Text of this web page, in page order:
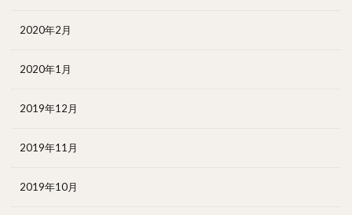
2020年2月
2020年1月
2019年12月
2019年11月
2019年10月